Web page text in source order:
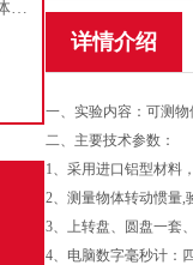
CC-TS温度传感器测试及半导体致冷控温实验仪
详情介绍
一、实验内容：可测
二、主要技术参数：
1、 采用进口铝型材料
2、 测量物体转动惯量,
3、 上转盘、圆盘一套
4、 电脑数字毫秒计：